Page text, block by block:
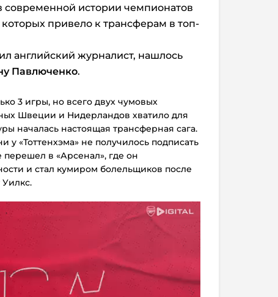
современной истории чемпионатов
привело к трансферам в топ-
английский журналист, нашлось
Павлюченко.
3 игры, но всего двух чумовых
Швеции и Нидерландов хватило для
началась настоящая трансферная сага.
у «Тоттенхэма» не получилось подписать
в «Арсенал», где он
и стал кумиром болельщиков после